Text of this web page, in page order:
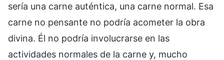
sería una carne auténtica, una carne normal. Esa
carne no pensante no podría acometer la obra
divina. Él no podría involucrarse en las
actividades normales de la carne y, mucho